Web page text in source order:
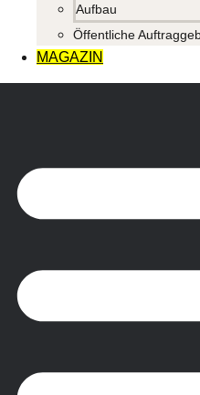
Aufbau
Öffentliche
MAGAZIN